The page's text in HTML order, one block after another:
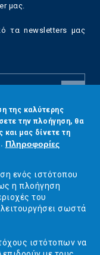
μας.
τα newsletters μας
της καλύτερης
την πλοήγηση, θα
και μας δίνετε τη
Πληροφορίες
ενός ιστότοπου
η πλοήγηση
του
σωστά
ιστότοπων να